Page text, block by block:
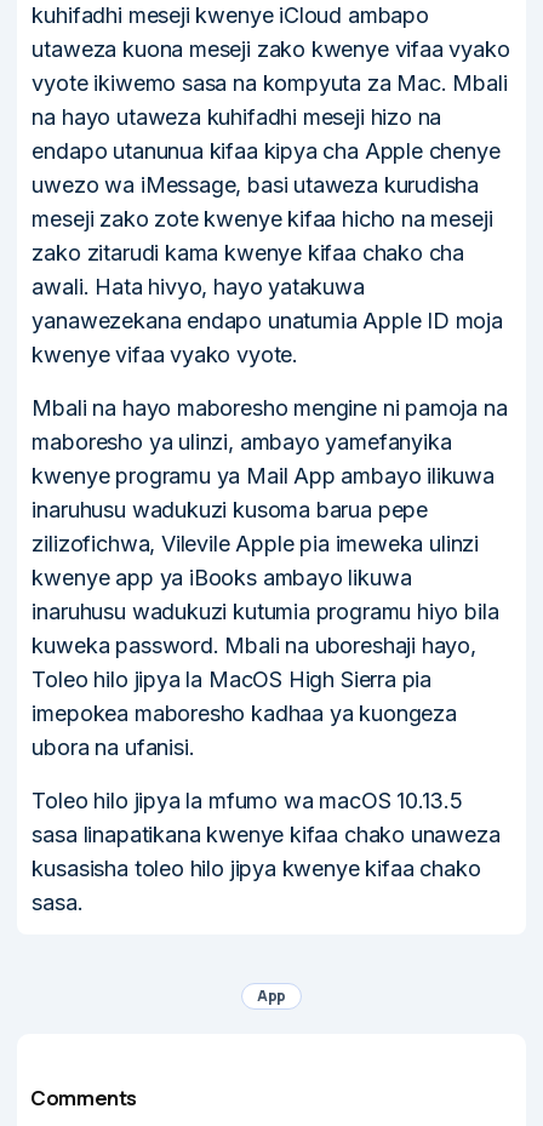
kuhifadhi meseji kwenye iCloud ambapo
utaweza kuona meseji zako kwenye vifaa vyako
vyote ikiwemo sasa na kompyuta za Mac. Mbali
na hayo utaweza kuhifadhi meseji hizo na
endapo utanunua kifaa kipya cha Apple chenye
uwezo wa iMessage, basi utaweza kurudisha
meseji zako zote kwenye kifaa hicho na meseji
zako zitarudi kama kwenye kifaa chako cha
awali. Hata hivyo, hayo yatakuwa
yanawezekana endapo unatumia Apple ID moja
kwenye vifaa vyako vyote.
Mbali na hayo maboresho mengine ni pamoja na
maboresho ya ulinzi, ambayo yamefanyika
kwenye programu ya Mail App ambayo ilikuwa
inaruhusu wadukuzi kusoma barua pepe
zilizofichwa, Vilevile Apple pia imeweka ulinzi
kwenye app ya iBooks ambayo likuwa
inaruhusu wadukuzi kutumia programu hiyo bila
kuweka password. Mbali na uboreshaji hayo,
Toleo hilo jipya la MacOS High Sierra pia
imepokea maboresho kadhaa ya kuongeza
ubora na ufanisi.
Toleo hilo jipya la mfumo wa macOS 10.13.5
sasa linapatikana kwenye kifaa chako unaweza
kusasisha toleo hilo jipya kwenye kifaa chako
sasa.
App
Comments